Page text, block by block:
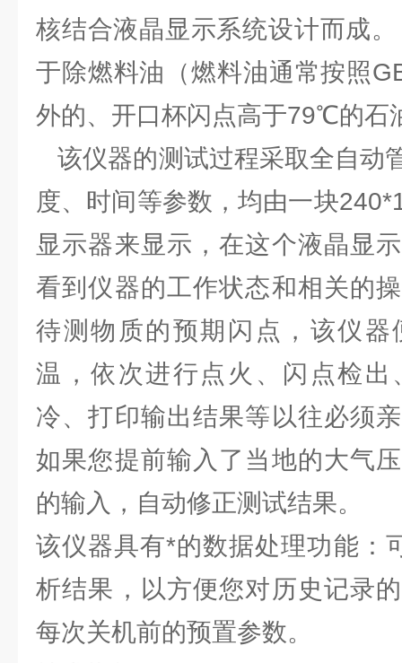
核结合液晶显示系统设计而成
于除燃料油（燃料油通常按照
外的、开口杯闪点高于79℃的
该仪器的测试过程采取全自动
度、时间等参数，均由一块
显示器来显示，在这个液晶显
看到仪器的工作状态和相关的
待测物质的预期闪点，该仪器
温，依次进行点火、闪点检出
冷、打印输出结果等以往必须
如果您提前输入了当地的大气
的输入，自动修正测试结果。
该仪器具有*的数据处理功能：
析结果，以方便您对历史记录
每次关机前的预置参数。